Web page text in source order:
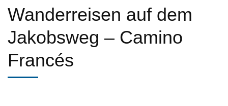
Wanderreisen auf dem
Jakobsweg – Camino
Francés